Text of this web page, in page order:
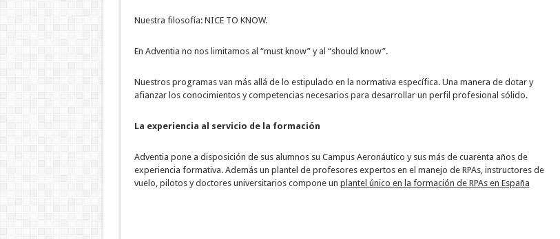
Nuestra filosofía: NICE TO KNOW.
En Adventia no nos limitamos al “must know” y al “should know”.
Nuestros programas van más allá de lo estipulado en la normativa específica. Una manera de dotar y
afianzar los conocimientos y competencias necesarios para desarrollar un perfil profesional sólido.
La experiencia al servicio de la formación
Adventia pone a disposición de sus alumnos su Campus Aeronáutico y sus más de cuarenta años de
experiencia formativa. Además un plantel de profesores expertos en el manejo de RPAs, instructores de
vuelo, pilotos y doctores universitarios compone un plantel único en la formación de RPAs en España